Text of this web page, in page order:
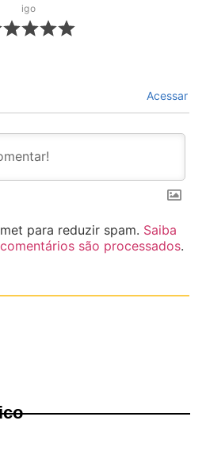
igo
Acessar
para reduzir spam. Saiba
são processados.